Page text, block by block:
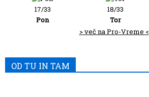
17/33
Pon
18/33
Tor
> več na Pro-Vreme <
OD TU IN TAM